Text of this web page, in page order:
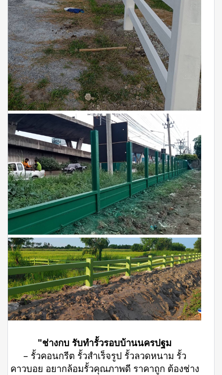
"ช่างกบ รับทำรั้วรอบบ้านนครปฐม
– รั้วคอนกรีต รั้วสำเร็จรูป รั้วลวดหนาม รั้ว
คาวบอย อยากล้อมรั้วคุณภาพดี ราคาถูก ต้องช่าง